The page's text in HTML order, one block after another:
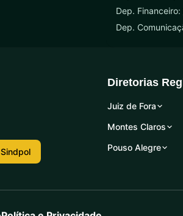
Dep. Financeiro:
Dep.
Diretorias
Juiz de Fora
Montes Claros
Pouso Alegre